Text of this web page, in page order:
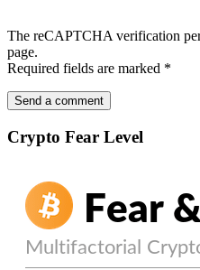
The reCAPTCHA verification
page.
Required fields are marked *
Crypto Fear Level